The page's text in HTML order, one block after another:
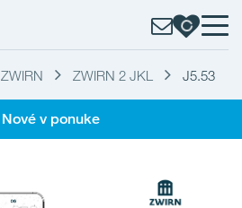
ZWIRN ZWIRN 2 JKL J5.53
Nové v ponuke